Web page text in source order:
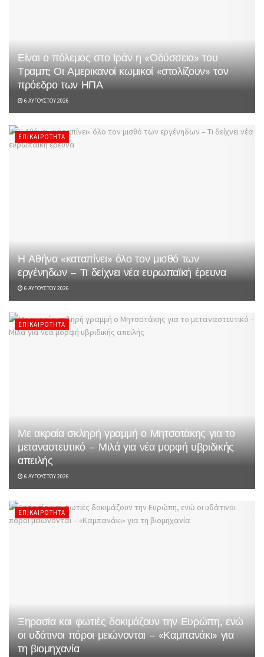
Είναι ο πόλεμος στο Ιράν η «Οδύσσεια» του
Τραμπ; Οι Αμερικανοί κωμικοί «στολίζουν» τον
πρόεδρο των ΗΠΑ
6 ΑΥΓΟΎΣΤΟΥ 2026
ΕΠΙΚΑΙΡΌΤΗΤΑ
Η Αθήνα «καταπίνει» όλο τον μισθό των
εργένηδων – Τι δείχνει νέα ευρωπαϊκή έρευνα
6 ΑΥΓΟΎΣΤΟΥ 2026
ΕΠΙΚΑΙΡΌΤΗΤΑ
Με ακραία σκληρή γραμμή ο Μητσοτάκης για το
μεταναστευτικό – Μιλά για νέα μορφή υβριδικής
απειλής
6 ΑΥΓΟΎΣΤΟΥ 2026
ΕΠΙΚΑΙΡΌΤΗΤΑ
Ξηρασία και φωτιές δοκιμάζουν την Ευρώπη, ενώ
οι υδάτινοι πόροι μειώνονται – «Καμπανάκι» για
τη βιομηχανία